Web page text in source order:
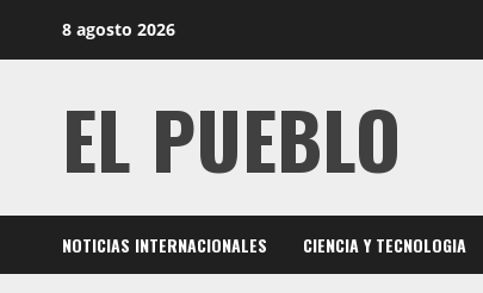
8 agosto 2026
EL PUEBLO
NOTICIAS INTERNACIONALES CIENCIA Y TECNOLOGIA